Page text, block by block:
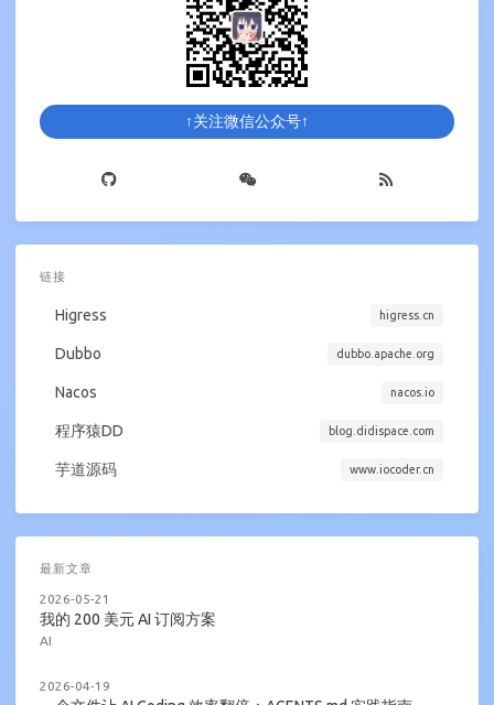
↑关注微信公众号↑
链接
Higress higress.cn
Dubbo dubbo.apache.org
Nacos nacos.io
程序猿DD blog.didispace.com
芋道源码 www.iocoder.cn
最新文章
2026-05-21
我的 200 美元 AI 订阅方案
AI
2026-04-19